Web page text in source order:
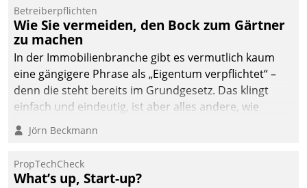
Betreiberpflichten
Wie Sie vermeiden, den Bock zum Gärtner
zu machen
In der Immobilienbranche gibt es vermutlich kaum
eine gängigere Phrase als „Eigentum verpflichtet“ –
denn die steht bereits im Grundgesetz. Das klingt
einfach und eindeutig, ist aber alles andere, wie
Branchenbeschäftigte wissen. Denn mit der
Verantwortung folgen Verpflichtungen.
Jörn Beckmann
PropTechCheck
What’s up, Start-up?